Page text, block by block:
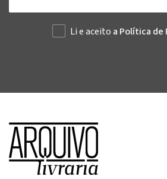
Li e aceito a Política de